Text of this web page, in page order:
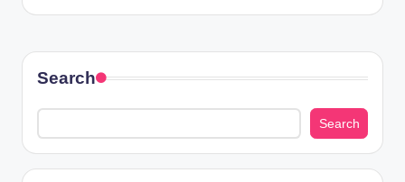
Search
Search